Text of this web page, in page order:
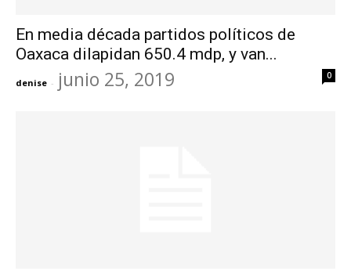
En media década partidos políticos de
Oaxaca dilapidan 650.4 mdp, y van...
denise - junio 25, 2019 0